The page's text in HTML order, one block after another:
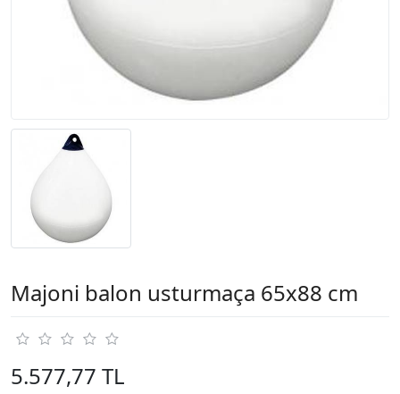
Majoni balon usturmaça 65x88 cm
5.577,77 TL